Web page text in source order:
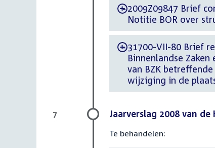
-2009Z09847 Brief
Notitie BOR over
-31700-VII-80 Brief
Binnenlandse
van BZK
wijziging in de
Jaarverslag 2008 van de
Te behandelen:
7